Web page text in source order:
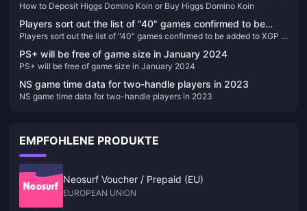
Koin
How to Deposit Higgs Domino Koin or Buy Higgs Domino Koin
Players sort out the list of "40" games confirmed to be
added to XGP in 2024
Players sort out the list of "40" games confirmed to be added to XGP in
PS+ will be free of game size in January 2024
PS+ will be free of game size in January 2024
NS game time data for two-handle players in 2023
NS game time data for two-handle players in 2023
EMPFOHLENE PRODUKTE
Neosurf Voucher / Prepaid (EU)
EUROPEAN UNION